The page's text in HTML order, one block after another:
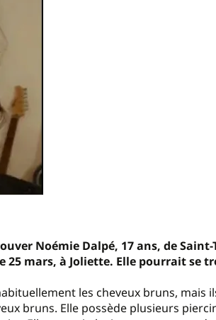
Noémie Dalpé, 17 ans, de
mars, à Joliette. Elle pourrait se
les cheveux bruns, mais
bruns. Elle possède plusieurs